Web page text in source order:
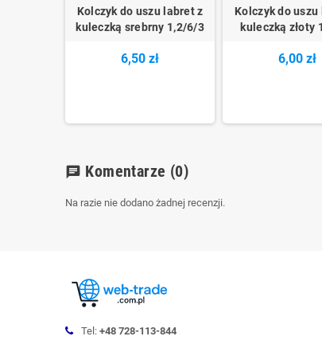
Kolczyk do uszu labret z
kuleczką srebrny 1,2/6/3
6,50 zł
Kolczyk do
kuleczką złoty
6,00 zł
chat Komentarze (0)
Na razie nie dodano żadnej recenzji.
Tel: +48 728-113-844